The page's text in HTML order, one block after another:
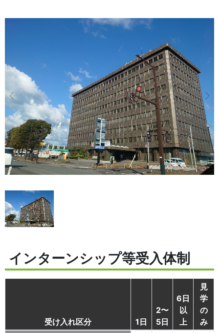
インターンシップ等受入体制
受け入れ区分 1日
2〜
5日
6日
以
上
見
学
の
み